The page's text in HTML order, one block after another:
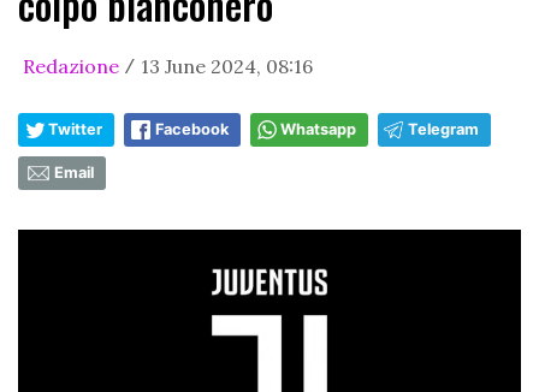
Redazione / 13 June 2024, 08:16
Twitter Facebook Whatsapp Telegram
Email